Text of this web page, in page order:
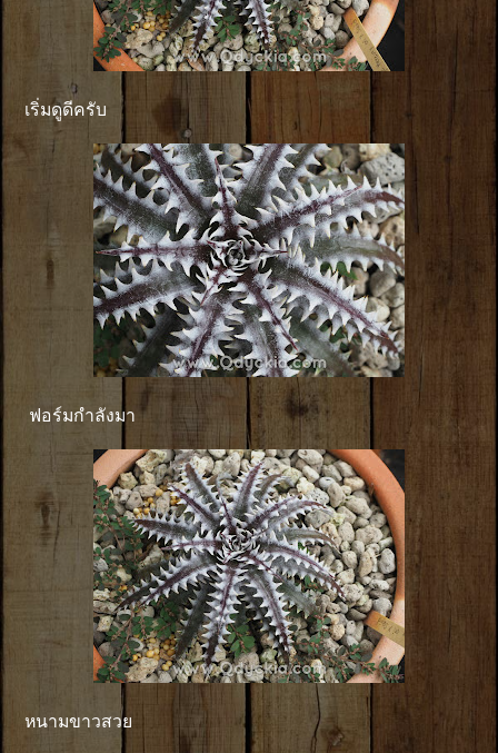
เริ่มดูดีครับ
ฟอร์มกำลังมา
หนามขาวสวย